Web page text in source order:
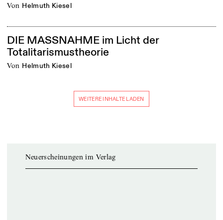
von Helmuth Kiesel
DIE MASSNAHME im Licht der
Totalitarismustheorie
von Helmuth Kiesel
WEITERE INHALTE LADEN
Neuerscheinungen im Verlag